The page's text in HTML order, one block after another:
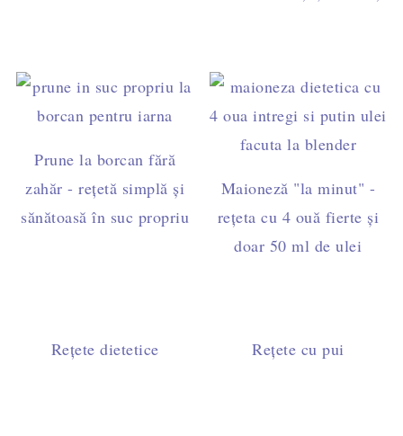
Prune la borcan fără
zahăr - rețetă simplă și
sănătoasă în suc propriu
Maioneză "la minut" -
rețeta cu 4 ouă fierte și
doar 50 ml de ulei
Rețete dietetice Rețete cu pui